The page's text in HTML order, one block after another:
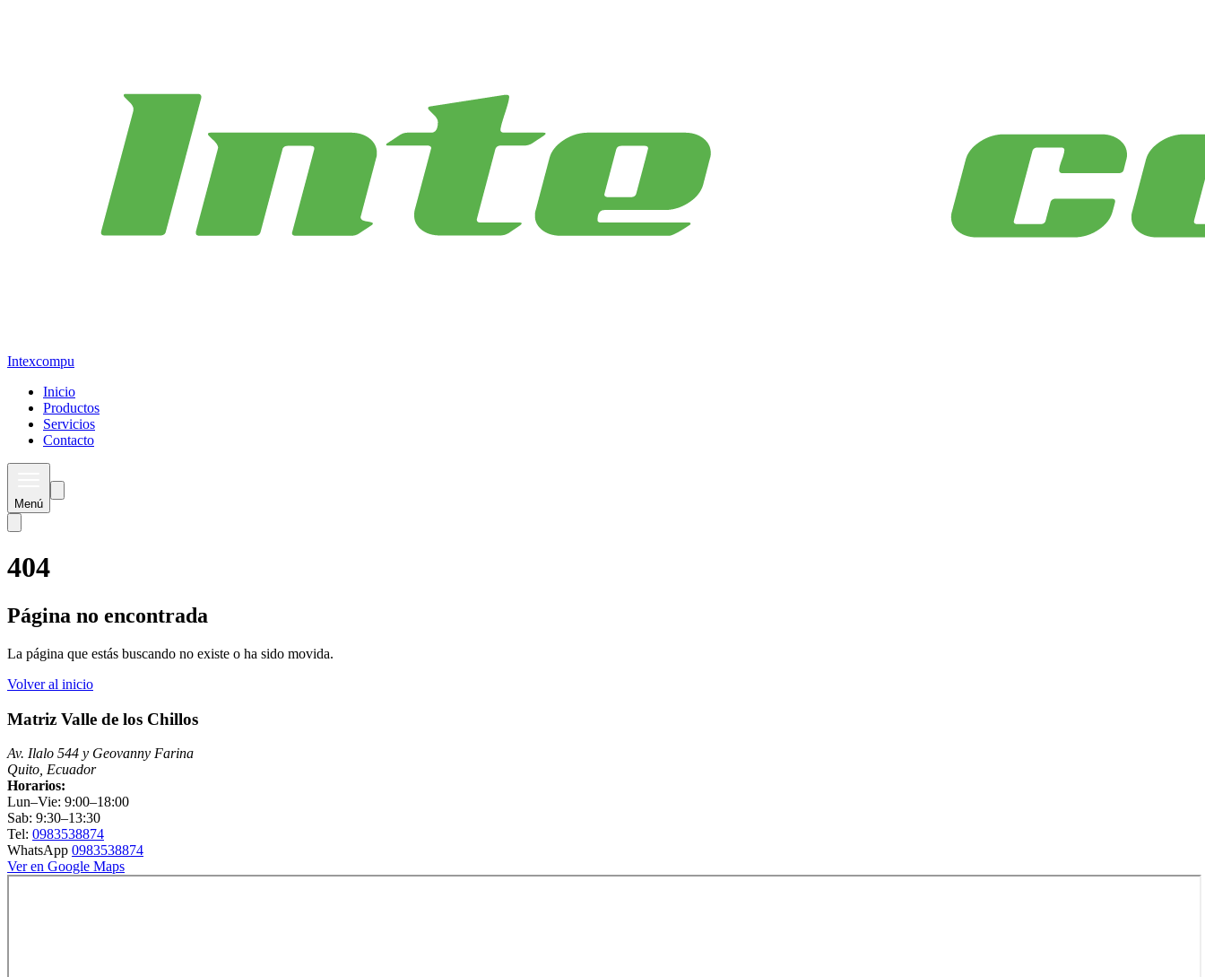
Intexcompu
Inicio
Productos
Servicios
Contacto
Menú
404
Página no encontrada
La página que estás buscando no existe o ha sido movida.
Volver al inicio
Matriz Valle de los Chillos
Av. Ilalo 544 y Geovanny Farina
Quito, Ecuador
Horarios:
Lun–Vie: 9:00–18:00
Sab: 9:30–13:30
Tel: 0983538874
WhatsApp 0983538874
Ver en Google Maps